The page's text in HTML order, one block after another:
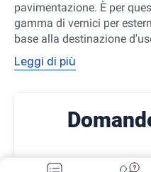
pavimentazione. È per
gamma di vernici per
base alla destinazione
Leggi di più